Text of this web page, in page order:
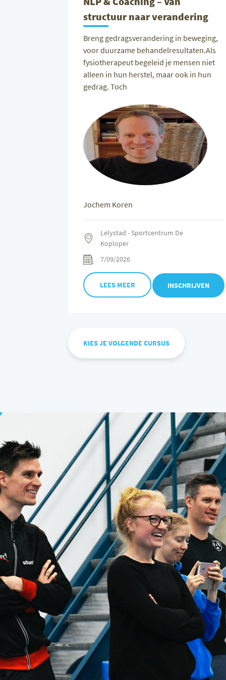
structuur naar verandering
Breng gedragsverandering in beweging,
voor duurzame behandelresultaten.Als
fysiotherapeut begeleid je mensen niet
alleen in hun herstel, maar ook in hun
gedrag. Toch
Jochem Koren
Lelystad - Sportcentrum De
Koploper
7/09/2026
LEES MEER INSCHRIJVEN
KIES JE VOLGENDE CURSUS